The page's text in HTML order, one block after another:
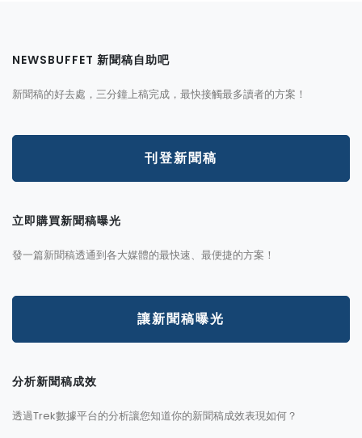
NEWSBUFFET 新聞稿自助吧
新聞稿的好去處，三分鐘上稿完成，最快接觸最多讀者的方案！
刊登新聞稿
立即購買新聞稿曝光
發一篇新聞稿透通到各大媒體的最快速、最便捷的方案！
讓新聞稿曝光
分析新聞稿成效
透過Trek數據平台的分析讓您知道你的新聞稿成效表現如何？